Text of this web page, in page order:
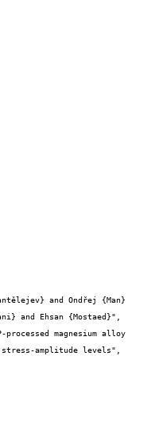
and Ehsan {Mostaed}",
amplitude levels",